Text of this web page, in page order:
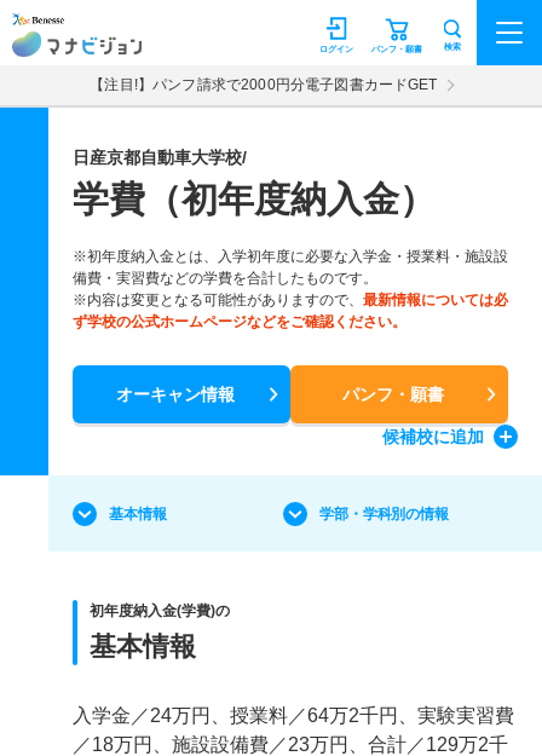
マナビジョン パンフ・願書
ログイン 検索
【注目!】パンフ請求で2000円分電子図書カードGET
日産京都自動車大学校/
学費（初年度納入金）
※初年度納入金とは、入学初年度に必要な入学金・授業料・施設設
備費・実習費などの学費を合計したものです。
※内容は変更となる可能性がありますので、 最新情報については必
ず学校の公式ホームページなどをご確認ください。
オーキャン情報 パンフ・願書
候補校に追加
基本情報 学部・学科別の情報
初年度納入金(学費)の
基本情報
入学金／24万円、授業料／64万2千円、実験実習費
／18万円、施設設備費／23万円、合計／129万2千